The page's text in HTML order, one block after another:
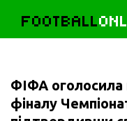
FOOTBALL
ФІФА оголосила
фіналу